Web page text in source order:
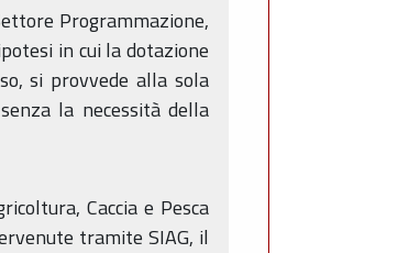
Programmazione,
in cui la dotazione
si provvede alla sola
la necessità della
Caccia e Pesca
tramite SIAG, il